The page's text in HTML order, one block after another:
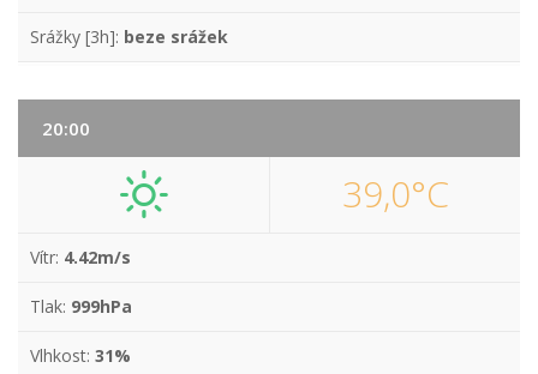
Srážky [3h]: beze srážek
20:00
39,0°C
Vítr: 4.42m/s
Tlak: 999hPa
Vlhkost: 31%